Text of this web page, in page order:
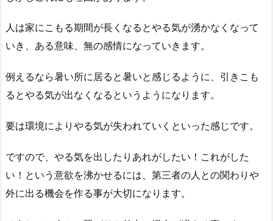
人は家にこもる期間が長くなるとやる気が湧かなくなって
いき、ある意味、無の感情になっていきます。
例えるなら暑い所に居ると暑いと感じるように、引きこも
るとやる気が出なくなるというようになります。
要は環境によりやる気が失われていくといった感じです。
ですので、やる気を出したりあれがしたい！これがした
い！という意欲を沸かせるには、第三者の人との関わりや
外に出る機会を作る事が大切になります。